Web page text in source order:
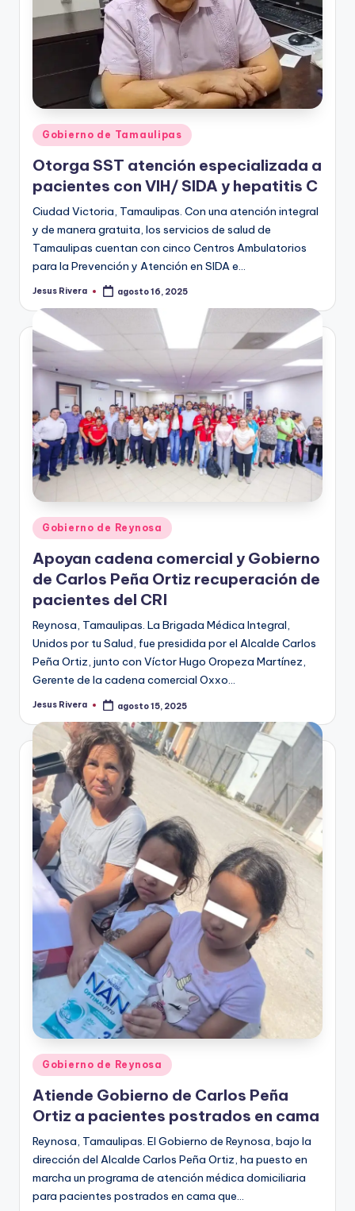
Publicado
en
Gobierno de Tamaulipas
Otorga SST atención especializada a
pacientes con VIH/ SIDA y hepatitis C
Ciudad Victoria, Tamaulipas. Con una atención integral
y de manera gratuita, los servicios de salud de
Tamaulipas cuentan con cinco Centros Ambulatorios
para la Prevención y Atención en SIDA e…
Publicado
Jesus Rivera agosto 16, 2025
Publicado
en
Gobierno de Reynosa
Apoyan cadena comercial y Gobierno
de Carlos Peña Ortiz recuperación de
pacientes del CRI
Reynosa, Tamaulipas. La Brigada Médica Integral,
Unidos por tu Salud, fue presidida por el Alcalde Carlos
Peña Ortiz, junto con Víctor Hugo Oropeza Martínez,
Gerente de la cadena comercial Oxxo…
Publicado
Jesus Rivera agosto 15, 2025
Publicado
en
Gobierno de Reynosa
Atiende Gobierno de Carlos Peña
Ortiz a pacientes postrados en cama
Reynosa, Tamaulipas. El Gobierno de Reynosa, bajo la
dirección del Alcalde Carlos Peña Ortiz, ha puesto en
marcha un programa de atención médica domiciliaria
para pacientes postrados en cama que…